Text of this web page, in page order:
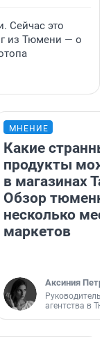
Сейчас это
из Тюмени — о
МНЕНИЕ
Какие
продукты
в магазинах
Обзор
несколько
маркетов
Аксиния
Руководитель
агентства в